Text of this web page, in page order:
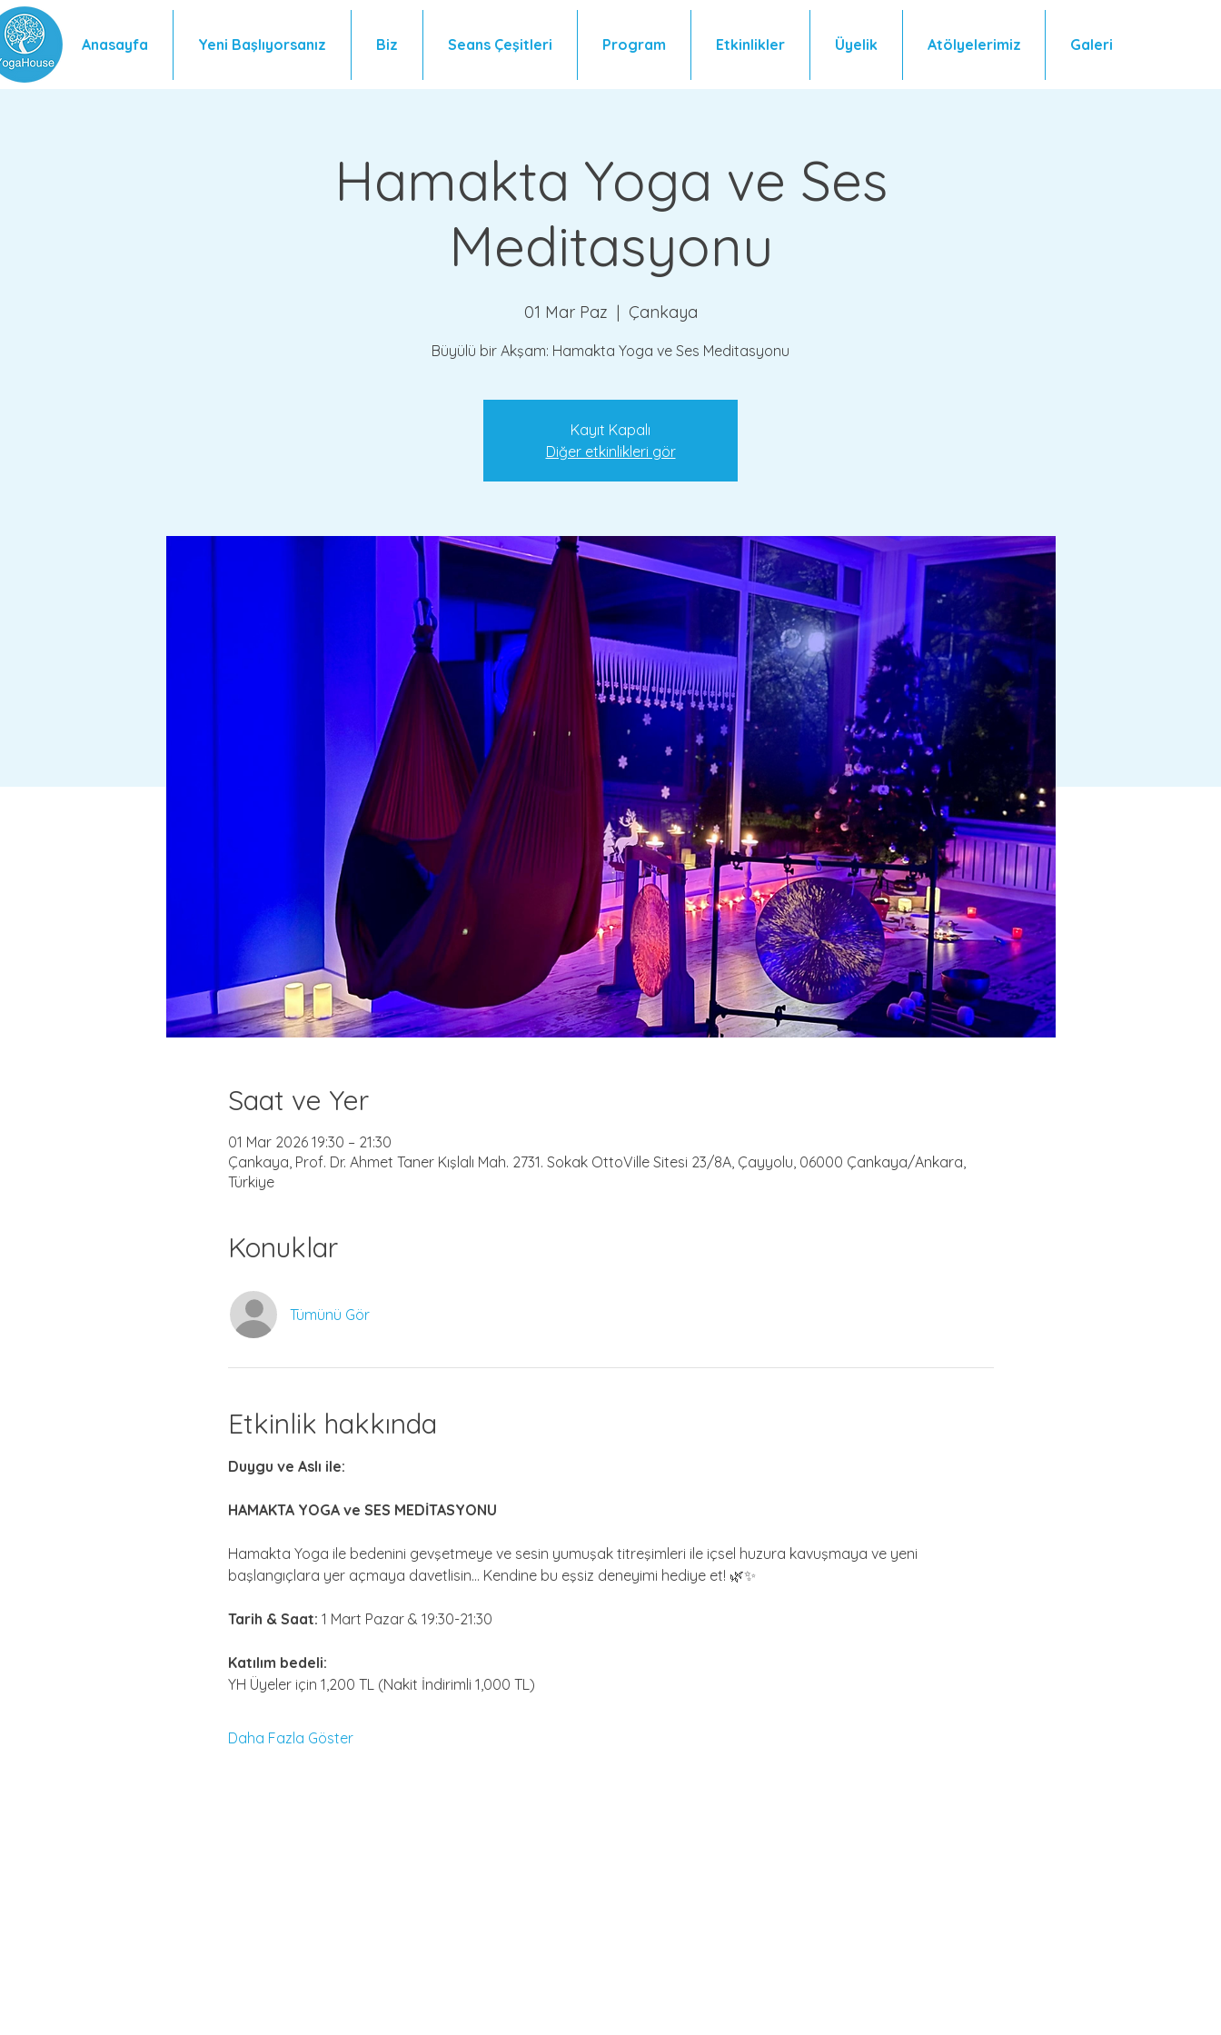
Anasayfa Yeni Başlıyorsanız Biz Seans Çeşitleri Program Etkinlikler Üyelik Atölyelerimiz Galeri
Hamakta Yoga ve Ses
Meditasyonu
01 Mar Paz
  |
Çankaya
Büyülü bir Akşam: Hamakta Yoga ve Ses Meditasyonu
Kayıt Kapalı
Diğer etkinlikleri gör
Saat ve Yer
01 Mar 2026 19:30 – 21:30
Çankaya, Prof. Dr. Ahmet Taner Kışlalı Mah. 2731. Sokak OttoVille Sitesi 23/8A, Çayyolu, 06000 Çankaya/Ankara,
Türkiye
Konuklar
Tümünü Gör
Etkinlik hakkında
Duygu ve Aslı ile:
HAMAKTA YOGA ve SES MEDİTASYONU
Hamakta Yoga ile bedenini gevşetmeye ve sesin yumuşak titreşimleri ile içsel huzura kavuşmaya ve yeni
başlangıçlara yer açmaya davetlisin... Kendine bu eşsiz deneyimi hediye et! 🌿✨
Tarih & Saat: 1 Mart Pazar & 19:30-21:30
Katılım bedeli:
YH Üyeler için 1,200 TL (Nakit İndirimli 1,000 TL)
Daha Fazla Göster